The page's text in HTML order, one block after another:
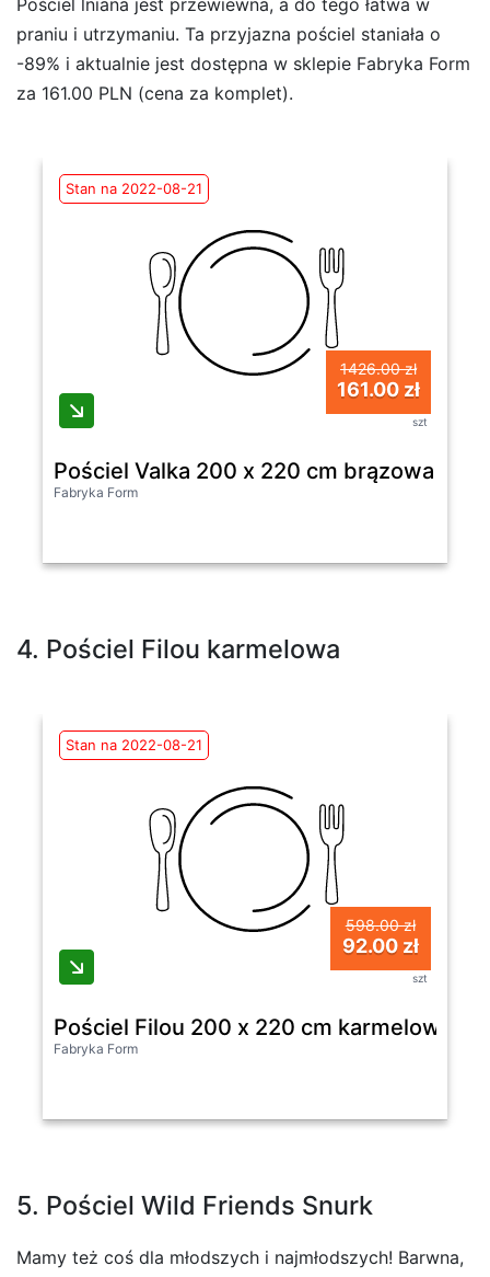
Pościel lniana jest przewiewna, a do tego łatwa w
praniu i utrzymaniu. Ta przyjazna pościel staniała o
-89% i aktualnie jest dostępna w sklepie Fabryka Form
za 161.00 PLN (cena za komplet).
Stan na 2022-08-21
1426.00 zł
161.00 zł
szt
Pościel Valka 200 x 220 cm brązowa
Fabryka Form
4. Pościel Filou karmelowa
Stan na 2022-08-21
598.00 zł
92.00 zł
szt
Pościel Filou 200 x 220 cm karmelowa z
Fabryka Form
5. Pościel Wild Friends Snurk
Mamy też coś dla młodszych i najmłodszych! Barwna,